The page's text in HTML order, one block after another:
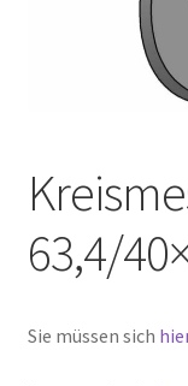
63,4/
Sie müssen sich